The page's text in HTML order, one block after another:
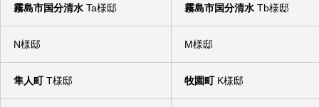
霧島市国分清水 Ta様邸 霧島市国分清水 Tb様邸
N様邸 M様邸
隼人町T様邸 牧園町K様邸